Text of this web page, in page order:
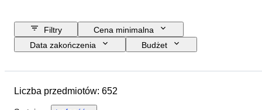
Filtry
Cena minimalna
Data zakończenia
Budżet
Długość paska zegarka
Materiał
Liczba przedmiotów: 652